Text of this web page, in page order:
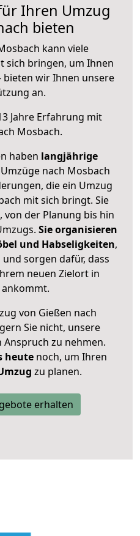
Ihren Umzug
bieten
kann viele
sich bringen, um Ihnen
bieten wir Ihnen unsere
an.
Jahre Erfahrung mit
Mosbach.
haben langjährige
nach Mosbach
die ein Umzug
mit sich bringt. Sie
von der Planung bis hin
Sie organisieren
und Habseligkeiten,
sorgen dafür, dass
neuen Zielort in
von Gießen nach
Sie nicht, unsere
zu nehmen.
heutenoch, um Ihren
zu planen.
erhalten